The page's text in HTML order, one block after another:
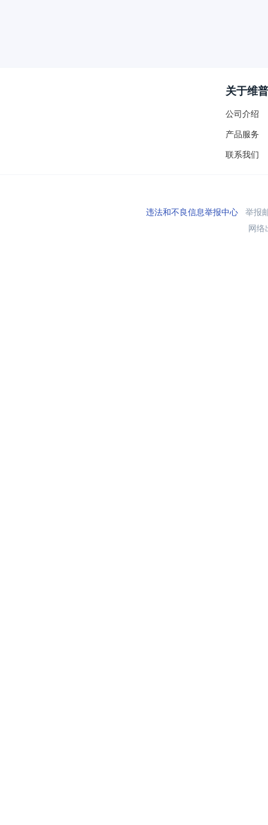
关于维普
公司介绍
产品服务
联系我们
违法和不良信息举报中心举报
网